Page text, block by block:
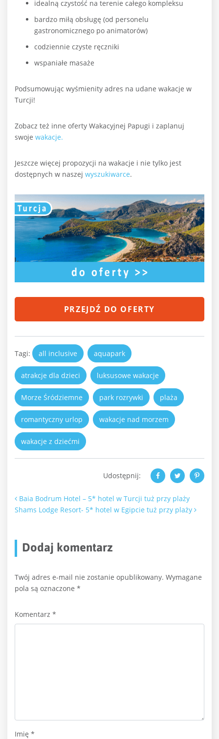
idealną czystość na terenie całego kompleksu
bardzo miłą obsługę (od personelu
gastronomicznego po animatorów)
codziennie czyste ręczniki
wspaniałe masaże
Podsumowując wyśmienity adres na udane wakacje w
Turcji!
Zobacz też inne oferty Wakacyjnej Papugi i zaplanuj
swoje wakacje.
Jeszcze więcej propozycji na wakacje i nie tylko jest
dostępnych w naszej wyszukiwarce.
PRZEJDŹ DO OFERTY
Tagi: all inclusive aquapark
atrakcje dla dzieci luksusowe wakacje
Morze Śródziemne park rozrywki plaża
romantyczny urlop wakacje nad morzem
wakacje z dziećmi
Udostępnij:
Nawigacja po artykułach
Baia Bodrum Hotel – 5* hotel w Turcji tuż przy plaży
Shams Lodge Resort- 5* hotel w Egipcie tuż przy plaży
Dodaj komentarz
Twój adres e-mail nie zostanie opublikowany. Wymagane
pola są oznaczone *
Komentarz *
Imię *